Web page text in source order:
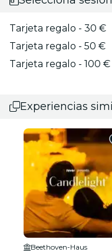
Tarjeta regalo - 30 €
Tarjeta regalo - 50 €
Tarjeta regalo - 100 €
Experiencias
Beethoven-Haus